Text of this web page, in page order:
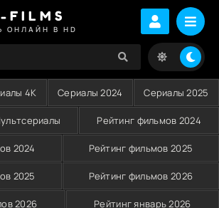
FILMS
ОНЛАЙН В HD
4K Сериалы 2024 Сериалы 2025
Рейтинг фильмов 2024
2024 Рейтинг фильмов 2025
2025 Рейтинг фильмов 2026
2026 Рейтинг январь 2026